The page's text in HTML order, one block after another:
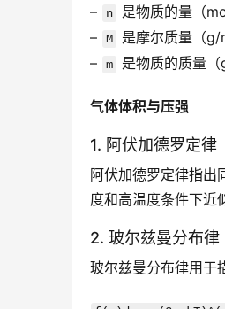
–
n
是物质的量（
–
M
是摩尔质量（g/
–
m 是物质的质量（
气体体积与压强
1. 阿伏加德罗定律
阿伏加德罗定律指出
度和高温度条件下近
2. 玻尔兹曼分布律
玻尔兹曼分布律用于